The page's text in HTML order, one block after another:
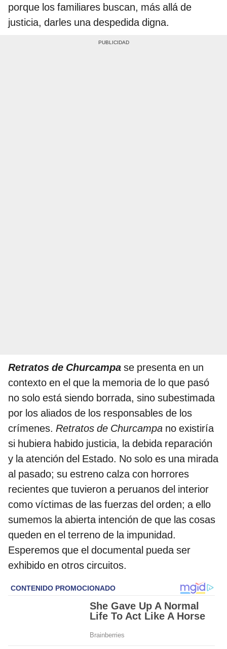
porque los familiares buscan, más allá de
justicia, darles una despedida digna.
Retratos de Churcampa se presenta en un
contexto en el que la memoria de lo que pasó
no solo está siendo borrada, sino subestimada
por los aliados de los responsables de los
crímenes. Retratos de Churcampa no existiría
si hubiera habido justicia, la debida reparación
y la atención del Estado. No solo es una mirada
al pasado; su estreno calza con horrores
recientes que tuvieron a peruanos del interior
como víctimas de las fuerzas del orden; a ello
sumemos la abierta intención de que las cosas
queden en el terreno de la impunidad.
Esperemos que el documental pueda ser
exhibido en otros circuitos.